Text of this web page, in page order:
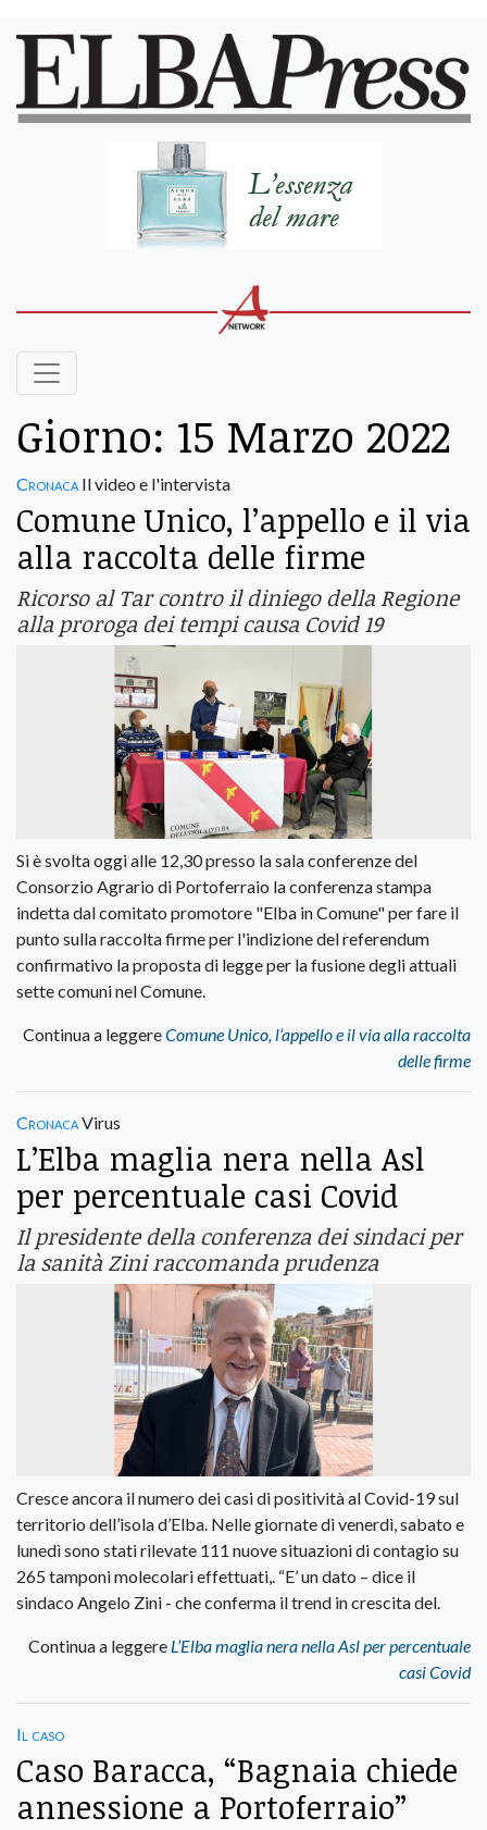
Giorno: 15 Marzo 2022
Cronaca Il video e l'intervista
Comune Unico, l’appello e il via
alla raccolta delle firme
Ricorso al Tar contro il diniego della Regione
alla proroga dei tempi causa Covid 19
Si è svolta oggi alle 12,30 presso la sala conferenze del
Consorzio Agrario di Portoferraio la conferenza stampa
indetta dal comitato promotore "Elba in Comune" per fare il
punto sulla raccolta firme per l'indizione del referendum
confirmativo la proposta di legge per la fusione degli attuali
sette comuni nel Comune.
Continua a leggereComune Unico, l’appello e il via alla raccolta
delle firme
CronacaVirus
L’Elba maglia nera nella Asl
per percentuale casi Covid
Il presidente della conferenza dei sindaci per
la sanità Zini raccomanda prudenza
Cresce ancora il numero dei casi di positività al Covid-19 sul
territorio dell’isola d’Elba. Nelle giornate di venerdì, sabato e
lunedì sono stati rilevate 111 nuove situazioni di contagio su
265 tamponi molecolari effettuati,. “E’ un dato – dice il
sindaco Angelo Zini - che conferma il trend in crescita del.
Continua a leggere L’Elba maglia nera nella Asl per percentuale
casi Covid
Il caso
Caso Baracca, “Bagnaia chiede
annessione a Portoferraio”